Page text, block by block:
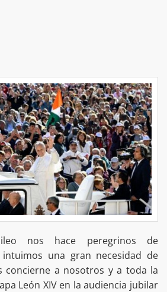
nos hace peregrinos de
intuimos una gran necesidad de
concierne a nosotros y a toda la
León XIV en la audiencia jubilar